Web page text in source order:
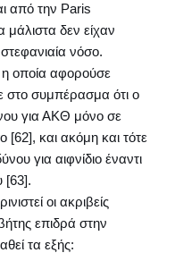
από την Paris
δεν είχαν
νόσο.
η οποία αφορούσε
στο συμπέρασμα ότι ο
για ΑΚΘ μόνο σε
και ακόμη και τότε
για αιφνίδιο έναντι
[63].
οι ακριβείς
επιδρά στην
τα εξής: